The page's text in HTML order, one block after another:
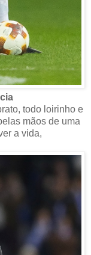
todo loirinho e
mãos de uma
a vida,